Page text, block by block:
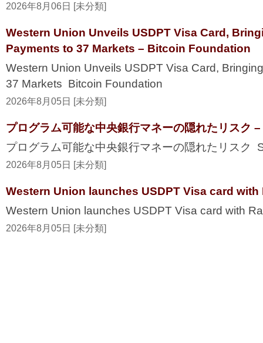
2026年8月06日 [未分類]
Western Union Unveils USDPT Visa Card,
Payments to 37 Markets – Bitcoin Foundation
Western Union Unveils USDPT Visa Card,
37 Markets Bitcoin Foundation
2026年8月05日 [未分類]
プログラム可能な中央銀行マネーの隠れたリスク
プログラム可能な中央銀行マネーの隠れたリスク
2026年8月05日 [未分類]
Western Union launches USDPT Visa card
Western Union launches USDPT Visa card with
2026年8月05日 [未分類]